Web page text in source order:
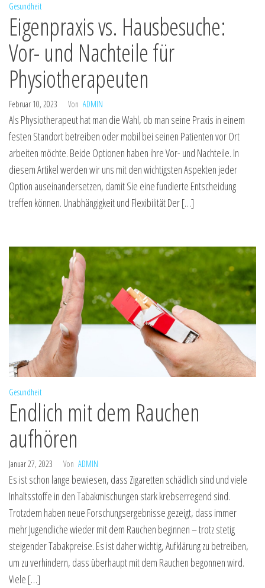
Gesundheit
Eigenpraxis vs. Hausbesuche:
Vor- und Nachteile für
Physiotherapeuten
Februar 10, 2023 Von ADMIN
Als Physiotherapeut hat man die Wahl, ob man seine Praxis in einem
festen Standort betreiben oder mobil bei seinen Patienten vor Ort
arbeiten möchte. Beide Optionen haben ihre Vor- und Nachteile. In
diesem Artikel werden wir uns mit den wichtigsten Aspekten jeder
Option auseinandersetzen, damit Sie eine fundierte Entscheidung
treffen können. Unabhängigkeit und Flexibilität Der […]
Gesundheit
Endlich mit dem Rauchen
aufhören
Januar 27, 2023 Von ADMIN
Es ist schon lange bewiesen, dass Zigaretten schädlich sind und viele
Inhaltsstoffe in den Tabakmischungen stark krebserregend sind.
Trotzdem haben neue Forschungsergebnisse gezeigt, dass immer
mehr Jugendliche wieder mit dem Rauchen beginnen – trotz stetig
steigender Tabakpreise. Es ist daher wichtig, Aufklärung zu betreiben,
um zu verhindern, dass überhaupt mit dem Rauchen begonnen wird.
Viele […]